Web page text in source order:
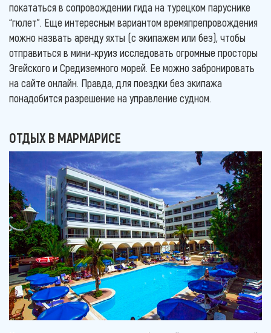
покататься в сопровождении гида на турецком паруснике
“гюлет”. Еще интересным вариантом времяпрепровождения
можно назвать аренду яхты (с экипажем или без), чтобы
отправиться в мини-круиз исследовать огромные просторы
Эгейского и Средиземного морей. Ее можно забронировать
на сайте онлайн. Правда, для поездки без экипажа
понадобится разрешение на управление судном.
ОТДЫХ В МАРМАРИСЕ